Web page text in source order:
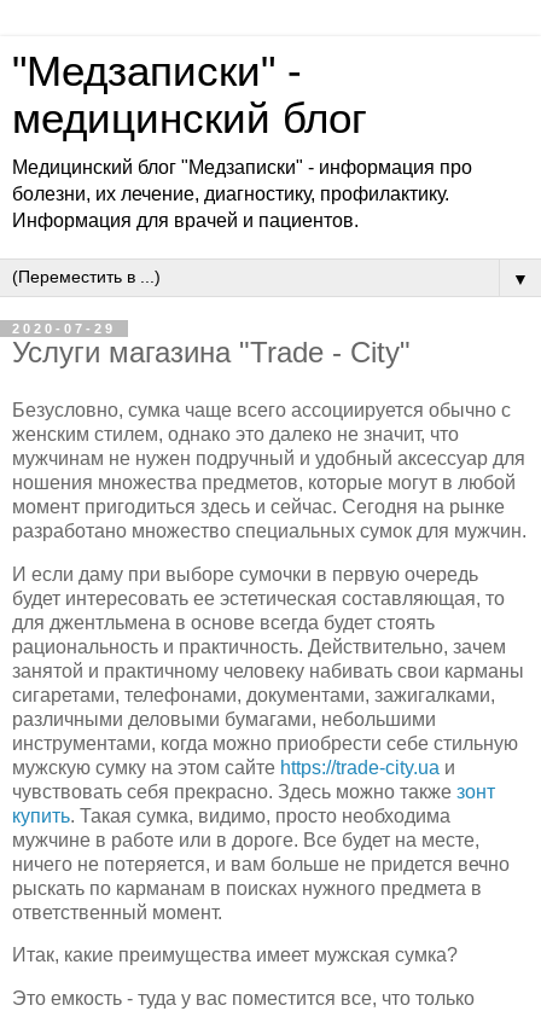
"Медзаписки" -
медицинский блог
Медицинский блог "Медзаписки" - информация про
болезни, их лечение, диагностику, профилактику.
Информация для врачей и пациентов.
▼
2020-07-29
Услуги магазина "Trade - City"
Безусловно, сумка чаще всего ассоциируется обычно с
женским стилем, однако это далеко не значит, что
мужчинам не нужен подручный и удобный аксессуар для
ношения множества предметов, которые могут в любой
момент пригодиться здесь и сейчас. Сегодня на рынке
разработано множество специальных сумок для мужчин.
И если даму при выборе сумочки в первую очередь
будет интересовать ее эстетическая составляющая, то
для джентльмена в основе всегда будет стоять
рациональность и практичность. Действительно, зачем
занятой и практичному человеку набивать свои карманы
сигаретами, телефонами, документами, зажигалками,
различными деловыми бумагами, небольшими
инструментами, когда можно приобрести себе стильную
мужскую сумку на этом сайте https://trade-city.ua и
чувствовать себя прекрасно. Здесь можно также зонт
купить. Такая сумка, видимо, просто необходима
мужчине в работе или в дороге. Все будет на месте,
ничего не потеряется, и вам больше не придется вечно
рыскать по карманам в поисках нужного предмета в
ответственный момент.
Итак, какие преимущества имеет мужская сумка?
Это емкость - туда у вас поместится все, что только